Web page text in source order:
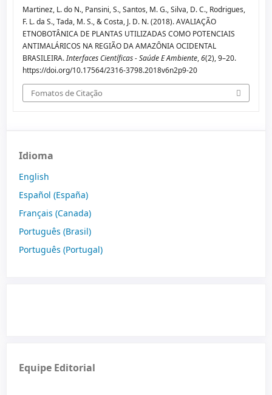
Martinez, L. do N., Pansini, S., Santos, M. G., Silva, D. C., Rodrigues,
F. L. da S., Tada, M. S., & Costa, J. D. N. (2018). AVALIAÇÃO
ETNOBOTÂNICA DE PLANTAS UTILIZADAS COMO POTENCIAIS
ANTIMALÁRICOS NA REGIÃO DA AMAZÔNIA OCIDENTAL
BRASILEIRA.Interfaces Científicas - Saúde E Ambiente,6(2), 9–20.
https://doi.org/10.17564/2316-3798.2018v6n2p9-20
Fomatos de Citação
Idioma
English
Español (España)
Français (Canada)
Português (Brasil)
Português (Portugal)
Equipe Editorial